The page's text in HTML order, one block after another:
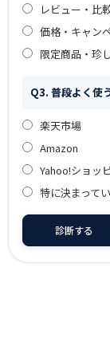
レビュー・比
価格・キャン
限定商品・珍
Q3. 普段よく使
楽天市場
Amazon
Yahoo!ショッ
特に決まって
診断する